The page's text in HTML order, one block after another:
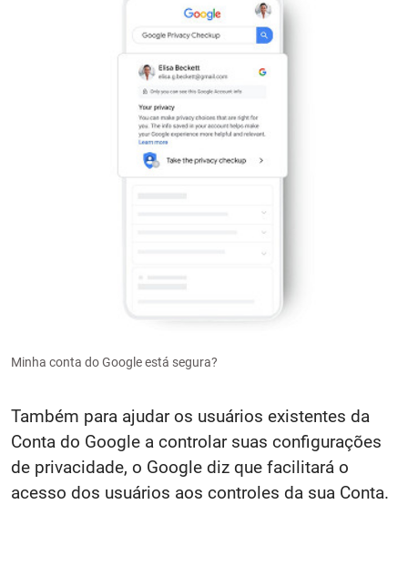
Minha conta do Google está segura?
Também para ajudar os usuários existentes da
Conta do Google a controlar suas configurações
de privacidade, o Google diz que facilitará o
acesso dos usuários aos controles da sua Conta.